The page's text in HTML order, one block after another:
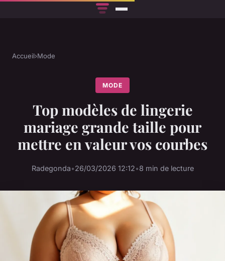
Accueil›Mode
MODE
Top modèles de lingerie
mariage grande taille pour
mettre en valeur vos courbes
Radegonda•26/03/2026 12:12•8 min de lecture